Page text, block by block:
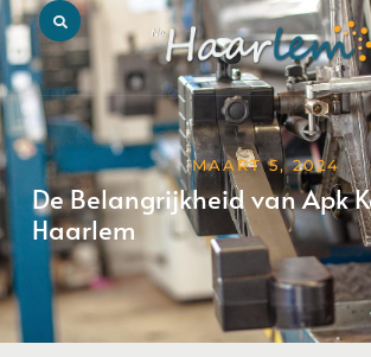
MAART 5, 2024
De Belangrijkheid van Apk
Haarlem